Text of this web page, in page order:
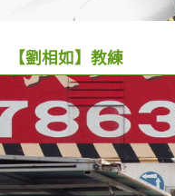
【劉相如】教練